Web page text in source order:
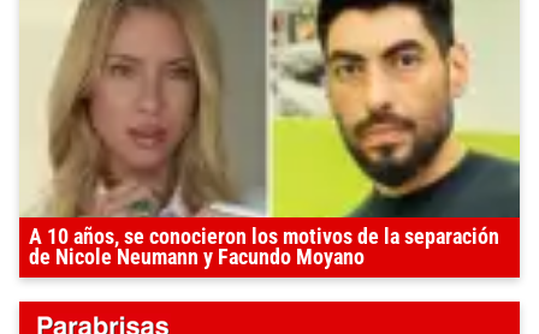
A 10 años, se conocieron los motivos de la separación
de Nicole Neumann y Facundo Moyano